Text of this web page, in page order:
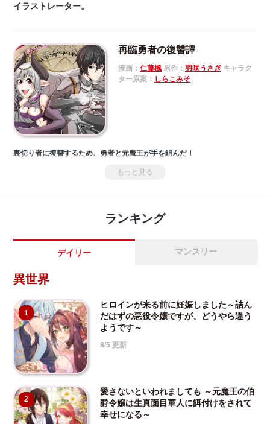
イラストレーター。
再臨勇者の復讐譚
漫画： 仁藤楓原作： 羽咲うさぎキャラク
ター原案： しらこみそ
裏切り者に復讐するため、勇者と元魔王が手を組んだ！
もっと見る
ランキング
デイリー マンスリー
異世界
1
ヒロインが来る前に妊娠しました～詰ん
だはずの悪役令嬢ですが、どうやら違う
ようです～
8/5 更新
2
愛さないといわれましても ～元魔王の伯
爵令嬢は生真面目軍人に餌付けをされて
幸せになる～